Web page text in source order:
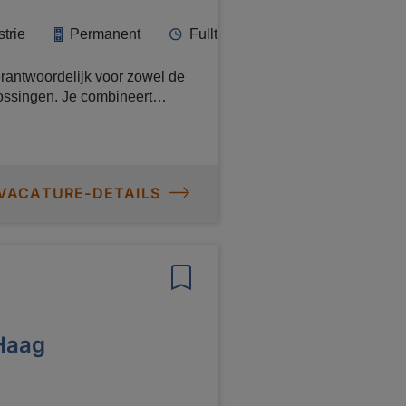
Permanent Fulltime
voor zowel de
Je combineert
en digitale
DETAILS